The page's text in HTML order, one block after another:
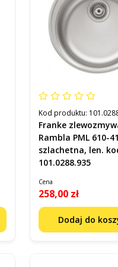
Kod produktu:
Franke
Rambla PML 610-
szlachetna, len.
101.0288.935
Cena
258,00 zł
Dodaj do